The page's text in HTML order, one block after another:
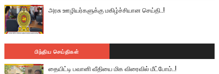
அரசு ஊழியர்களுக்கு மகிழ்ச்சியான செய்தி..!
பிந்திய செய்திகள்
தையிட்டி பவானி வீதியை மிக விரைவில் மீட்போம்..!